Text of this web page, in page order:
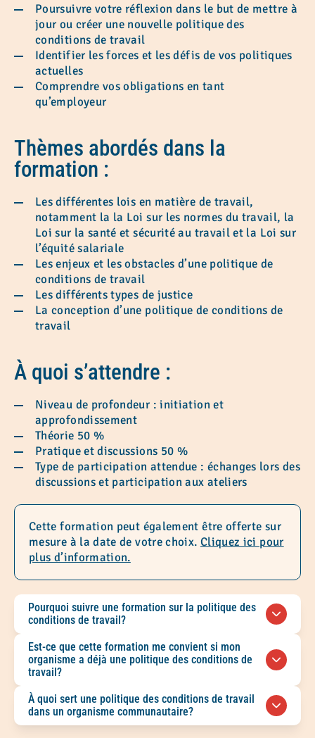
Poursuivre votre réflexion dans le but de mettre à
jour ou créer une nouvelle politique des
conditions de travail
Identifier les forces et les défis de vos politiques
actuelles
Comprendre vos obligations en tant
qu’employeur
Thèmes abordés dans la
formation :
Les différentes lois en matière de travail,
notamment la la Loi sur les normes du travail, la
Loi sur la santé et sécurité au travail et la Loi sur
l’équité salariale
Les enjeux et les obstacles d’une politique de
conditions de travail
Les différents types de justice
La conception d’une politique de conditions de
travail
À quoi s’attendre :
Niveau de profondeur : initiation et
approfondissement
Théorie 50 %
Pratique et discussions 50 %
Type de participation attendue : échanges lors des
discussions et participation aux ateliers
Cette formation peut également être offerte sur
mesure à la date de votre choix. Cliquez ici pour
plus d’information.
Pourquoi suivre une formation sur la politique des
conditions de travail?
Cette formation permet aux organismes de
mieux comprendre leurs obligations comme
employeurs et de réfléchir à des pratiques
conditions de travail.
Est-ce que cette formation me convient si mon
organisme a déjà une politique des conditions de
travail?
Oui, cette formation peut vous aider à évaluer
vos politiques actuelles, à identifier leurs forces
et leurs défis, puis à poursuivre votre réflexion
À quoi sert une politique des conditions de travail
dans un organisme communautaire?